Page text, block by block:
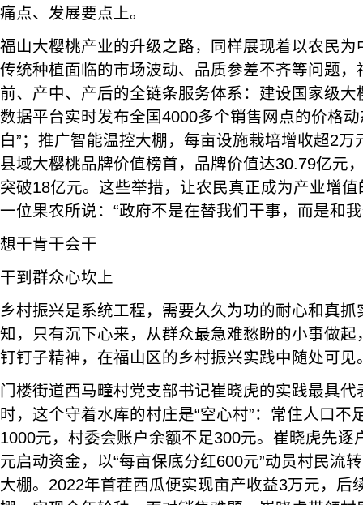
痛点、发展要点上。
福山大樱桃产业的升级之路，同样展现着以农民
传统种植面临的市场波动、品质参差不齐等问题，
前、产中、产后的全链条服务体系：建设国家级
数据平台实时发布全国4000多个销售网点的价格
白”；推广智能温控大棚，每亩设施栽培增收超2
县域大樱桃品牌价值榜首，品牌价值达30.79亿元
突破18亿元。这些举措，让农民真正成为产业增
一位果农所说：“政府不是在替我们干事，而是和
想干肯干会干
干到群众心坎上
乡村振兴是系统工程，需要久久为功的耐心和真
知，只有沉下心来，从群众最急难愁盼的小事做
钉钉子精神，在福山区的乡村振兴实践中随处可见
门楼街道西马疃村党支部书记崔晓虎的实践最具
时，这个守着水库的村庄是“空心村”：常住人口不
1000元，村委会账户余额不足300元。崔晓虎先逐
元启动资金，以“每亩保底分红600元”动员村民流
大棚。2022年首茬西瓜便实现亩产收益3万元，后